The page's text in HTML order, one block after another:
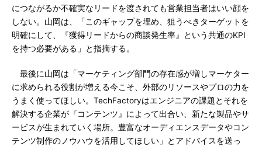
につながるか不確実なリードを渡されても営業担当者はいい顔を
しない。山岡は、「このギャップを埋め、狙うべきターゲットを
明確にして、『獲得リードからの商談発生率』という共通のKPI
を持つ必要がある」と指摘する。
最後に山岡は「マーケティング部門の存在感が増しマーケター
に求められる役割が増える今こそ、外部のリソースやプロの力を
うまく使ってほしい。TechFactoryはエンジニアの課題とそれを
解決する企業が『コンテンツ』によって出合い、新たな製品やサ
ービスが生まれていく場所。豊富なオーディエンスデータやコン
テンツ制作のノウハウを活用してほしい」とアドバイスを送っ